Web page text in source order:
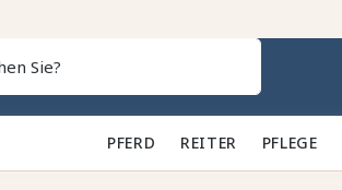
PFERD 🐎 REITER 👕 PFLEGE 🪮